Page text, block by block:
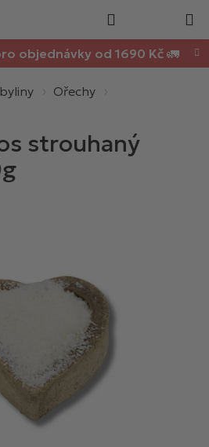
objednávky od 1690 Kč 🚛
košík
Ořechy
strouhaný